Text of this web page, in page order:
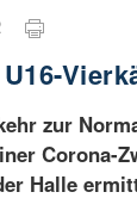
zur
Corona-
Halle